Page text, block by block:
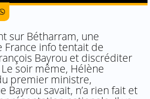
sur Bétharram, une
France info tentait de
Bayrou et discréditer
soir même, Hélène
premier ministre,
Bayrou savait, n’a rien fait et